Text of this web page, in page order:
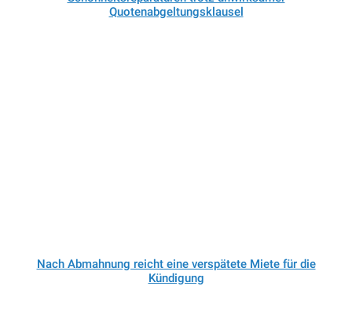
Quotenabgeltungsklausel
Nach Abmahnung reicht eine verspätete Miete für die
Kündigung